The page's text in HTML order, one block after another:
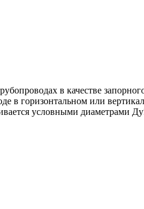
в качестве
в горизонтальном или
условными диаметрами